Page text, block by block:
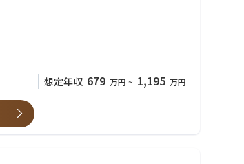
想定年収 679 万円 ~ 1,195 万円